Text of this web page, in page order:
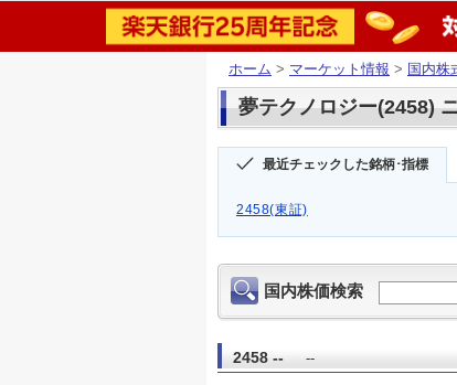
ホーム > マーケット情報 > 国内株
夢テクノロジー(2458)
最近チェックした銘柄･指標
2458(東証)